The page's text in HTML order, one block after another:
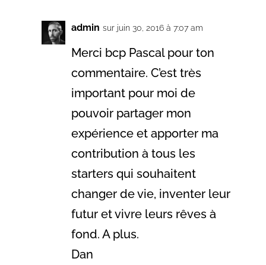
admin sur juin 30, 2016 à 7:07 am
Merci bcp Pascal pour ton
commentaire. C’est très
important pour moi de
pouvoir partager mon
expérience et apporter ma
contribution à tous les
starters qui souhaitent
changer de vie, inventer leur
futur et vivre leurs rêves à
fond. A plus.
Dan